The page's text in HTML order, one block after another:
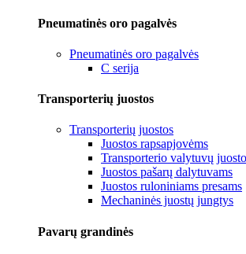
Pneumatinės oro pagalvės
Pneumatinės oro pagalvės
C serija
Transporterių juostos
Transporterių juostos
Juostos rapsapjovėms
Transporterio valytuvų
Juostos pašarų dalytuvams
Juostos ruloniniams presams
Mechaninės juostų jungtys
Pavarų grandinės